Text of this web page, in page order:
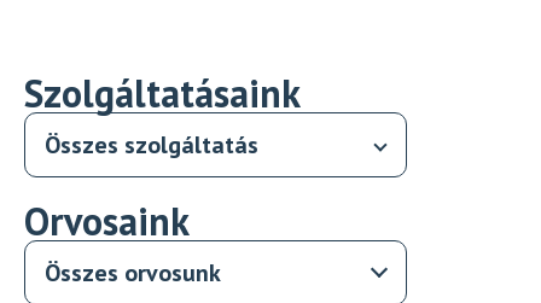
Szolgáltatásaink
Orvosaink